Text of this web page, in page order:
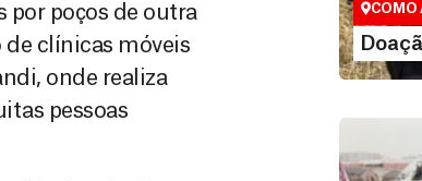
por poços de outra
de clínicas móveis
onde realiza
pessoas
COMO